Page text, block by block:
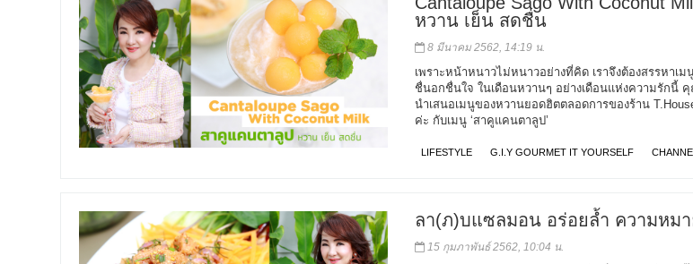
หวาน เย็น สดชื่น
8 มีนาคม 2562, 14:19 น.
เพราะหน้าหนาวไม่หนาวอย่างที่คิด เราจึงต้องสรรหาเ
ชื่นอกชื่นใจ ในเดือนหวานๆ อย่างเดือนแห่งความรักนี้
นำเสนอเมนูของหวานยอดฮิตตลอดการของร้าน
ค่ะ กับเมนู ‘สาคูแคนตาลูป’
LIFESTYLE G.I.Y GOURMET IT YOURSELF CHANNEL
ลา(ภ)บแซลมอน อร่อยล้ำ ความหม
15 กุมภาพันธ์ 2562, 10:04 น.